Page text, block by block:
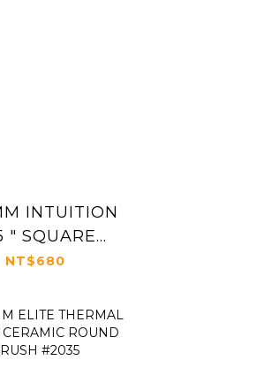
INTUITION
" SQUARE
BRUSH
NT$680